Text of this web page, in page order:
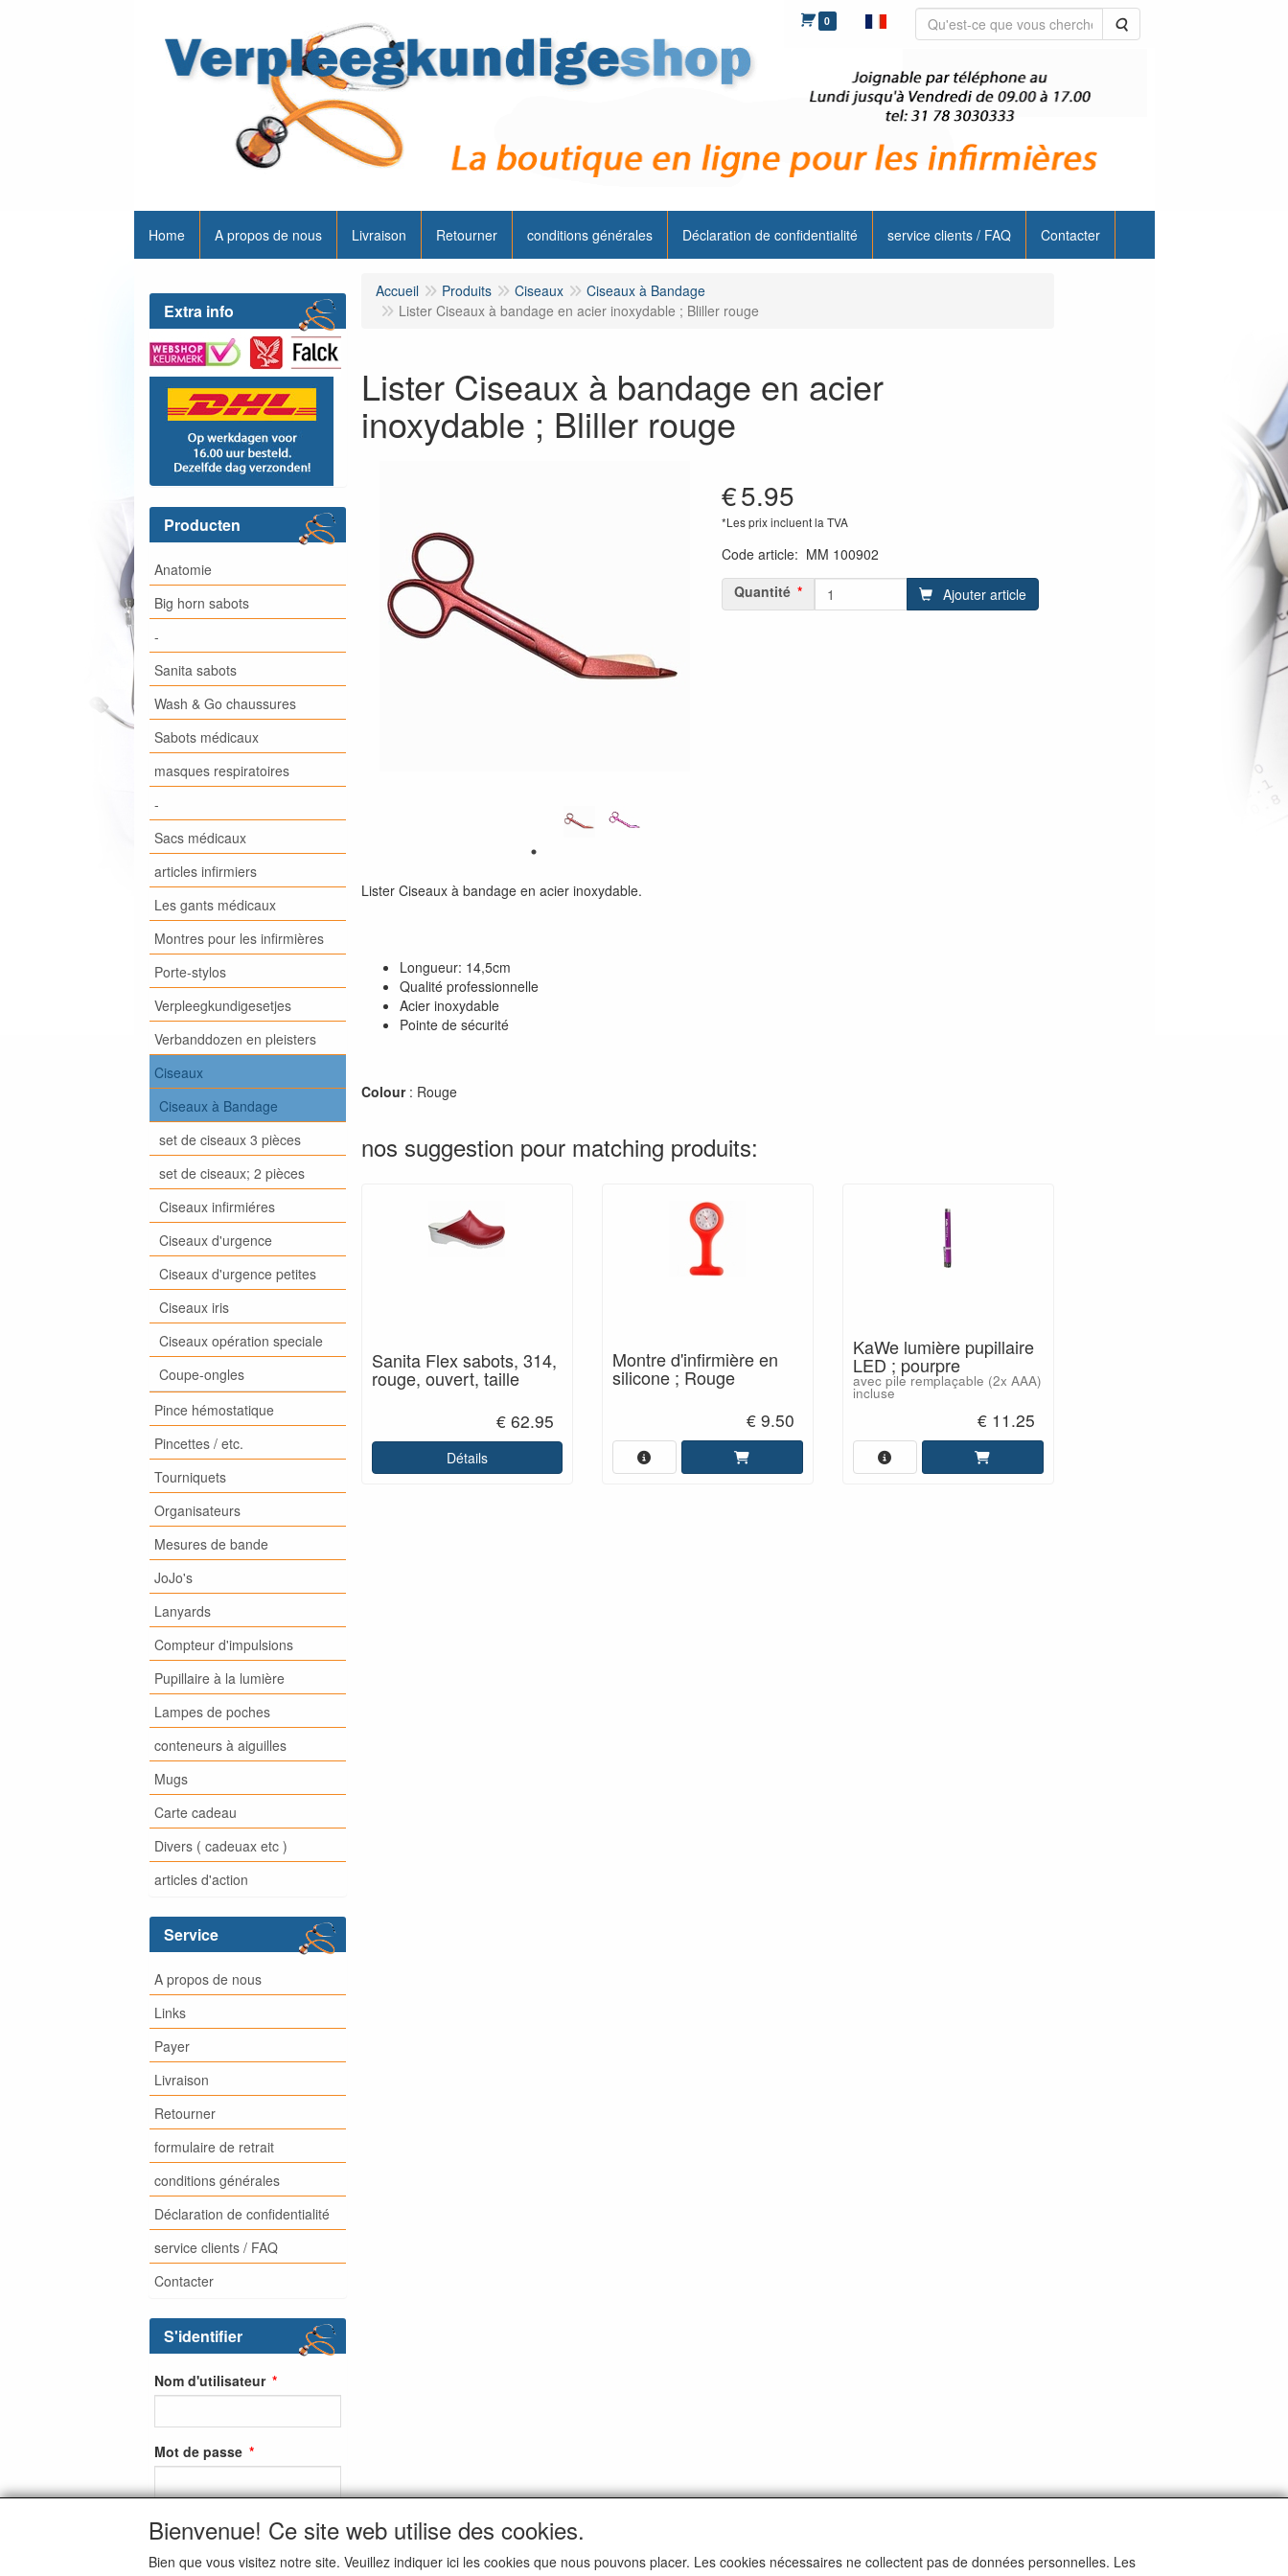
0 Rechercher
Home A propos de nous Livraison Retourner conditions générales Déclaration de confidentialité service clients / FAQ Contacter
Extra info
Producten
Anatomie
Big horn sabots
-
Sanita sabots
Wash & Go chaussures
Sabots médicaux
masques respiratoires
-
Sacs médicaux
articles infirmiers
Les gants médicaux
Montres pour les infirmières
Porte-stylos
Verpleegkundigesetjes
Verbanddozen en pleisters
Ciseaux
Ciseaux à Bandage
set de ciseaux 3 pièces
set de ciseaux; 2 pièces
Ciseaux infirmiéres
Ciseaux d'urgence
Ciseaux d'urgence petites
Ciseaux iris
Ciseaux opération speciale
Coupe-ongles
Pince hémostatique
Pincettes / etc.
Tourniquets
Organisateurs
Mesures de bande
JoJo's
Lanyards
Compteur d'impulsions
Pupillaire à la lumière
Lampes de poches
conteneurs à aiguilles
Mugs
Carte cadeau
Divers ( cadeuax etc )
articles d'action
Service
A propos de nous
Links
Payer
Livraison
Retourner
formulaire de retrait
conditions générales
Déclaration de confidentialité
service clients / FAQ
Contacter
S'identifier
Nom d'utilisateur
Mot de passe
S'identifier
S'inscrire
Accueil Produits Ciseaux
Ciseaux à Bandage
Lister Ciseaux à bandage en acier inoxydable ; Bliller rouge
Lister Ciseaux à bandage en acier
inoxydable ; Bliller rouge
€5.95
*Les prix incluent la TVA
Code article: MM 100902
Quantité
Ajouter article
Lister Ciseaux à bandage en acier inoxydable.
Longueur: 14,5cm
Qualité professionnelle
Acier inoxydable
Pointe de sécurité
Colour: Rouge
nos suggestion pour matching produits:
Sanita Flex sabots, 314,
rouge, ouvert, taille
€ 62.95
Détails
Montre d'infirmière en
silicone ; Rouge
€ 9.50
KaWe lumière pupillaire
LED ; pourpre
avec pile remplaçable (2x AAA)
incluse
€ 11.25
Bienvenue! Ce site web utilise des cookies.
Bien que vous visitez notre site. Veuillez indiquer ici les cookies que nous pouvons placer. Les cookies nécessaires ne collectent pas de données personnelles. Les